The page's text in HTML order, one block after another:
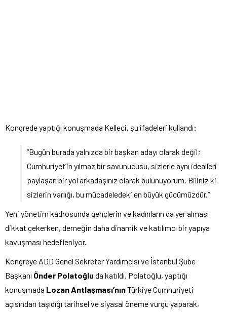
Kongrede yaptığı konuşmada Kelleci, şu ifadeleri kullandı:
“Bugün burada yalnızca bir başkan adayı olarak değil;
Cumhuriyet’in yılmaz bir savunucusu, sizlerle aynı idealleri
paylaşan bir yol arkadaşınız olarak bulunuyorum. Biliniz ki
sizlerin varlığı, bu mücadeledeki en büyük gücümüzdür.”
Yeni yönetim kadrosunda gençlerin ve kadınların da yer alması
dikkat çekerken, derneğin daha dinamik ve katılımcı bir yapıya
kavuşması hedefleniyor.
Kongreye ADD Genel Sekreter Yardımcısı ve İstanbul Şube
Başkanı Önder Polatoğlu da katıldı. Polatoğlu, yaptığı
konuşmada Lozan Antlaşması’nınTürkiye Cumhuriyeti
açısından taşıdığı tarihsel ve siyasal öneme vurgu yaparak,